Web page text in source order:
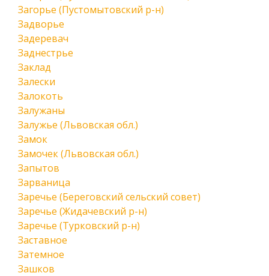
Загорье (Пустомытовский р-н)
Задворье
Задеревач
Заднестрье
Заклад
Залески
Залокоть
Залужаны
Залужье (Львовская обл.)
Замок
Замочек (Львовская обл.)
Запытов
Зарваница
Заречье (Береговский сельский совет)
Заречье (Жидачевский р-н)
Заречье (Турковский р-н)
Заставное
Затемное
Зашков